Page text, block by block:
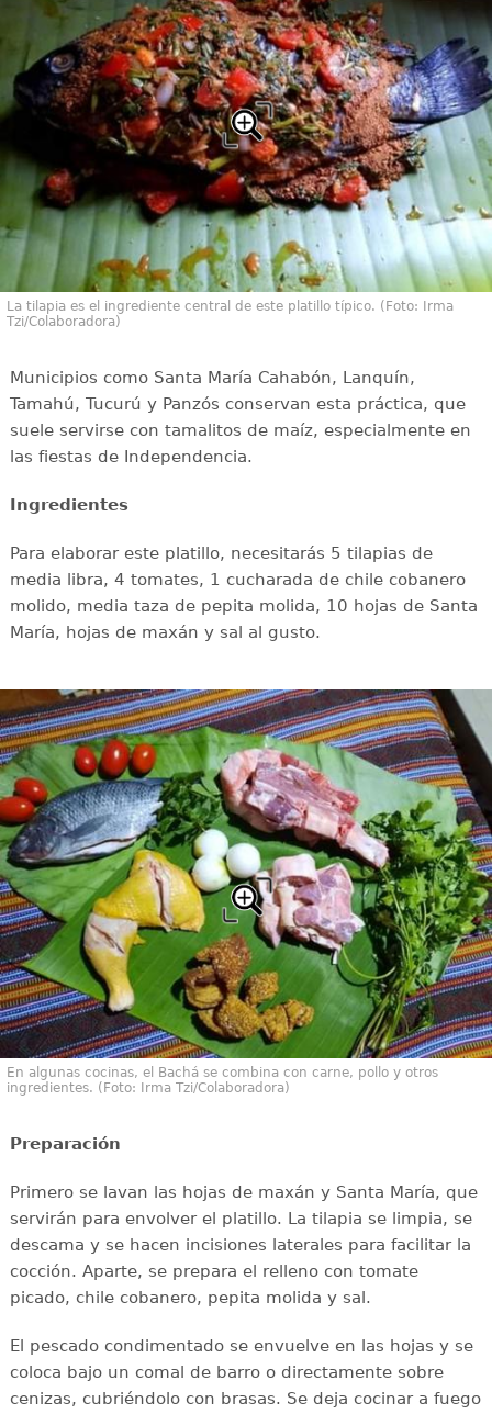
La tilapia es el ingrediente central de este platillo típico. (Foto: Irma
Tzi/Colaboradora)
Municipios como Santa María Cahabón, Lanquín,
Tamahú, Tucurú y Panzós conservan esta práctica, que
suele servirse con tamalitos de maíz, especialmente en
las fiestas de Independencia.
Ingredientes
Para elaborar este platillo, necesitarás 5 tilapias de
media libra, 4 tomates, 1 cucharada de chile cobanero
molido, media taza de pepita molida, 10 hojas de Santa
María, hojas de maxán y sal al gusto.
En algunas cocinas, el Bachá se combina con carne, pollo y otros
ingredientes. (Foto: Irma Tzi/Colaboradora)
Preparación
Primero se lavan las hojas de maxán y Santa María, que
servirán para envolver el platillo. La tilapia se limpia, se
descama y se hacen incisiones laterales para facilitar la
cocción. Aparte, se prepara el relleno con tomate
picado, chile cobanero, pepita molida y sal.
El pescado condimentado se envuelve en las hojas y se
coloca bajo un comal de barro o directamente sobre
cenizas, cubriéndolo con brasas. Se deja cocinar a fuego